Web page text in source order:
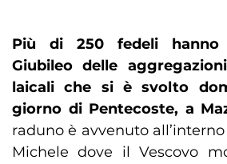
Più di 250 fedeli hanno
Giubileo delle
laicali che si è svolto
giorno di Pentecoste, a
raduno è avvenuto
Michele dove il Vescovo